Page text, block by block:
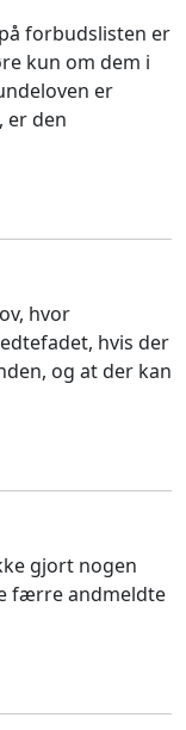
forbudslisten er
kun om dem i
er
er den
hvor
hvis der
og at der kan
gjort nogen
færre andmeldte